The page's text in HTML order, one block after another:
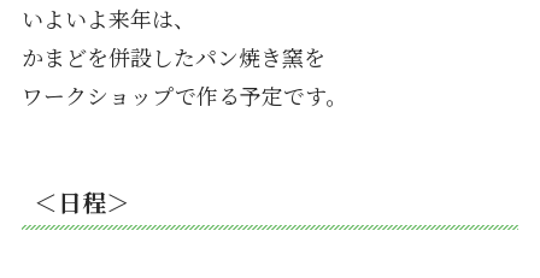
いよいよ来年は、
かまどを併設したパン焼き窯を
ワークショップで作る予定です。
＜日程＞